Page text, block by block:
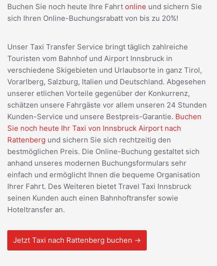
Buchen Sie noch heute Ihre Fahrt online und sichern Sie
sich Ihren Online-Buchungsrabatt von bis zu 20%!
Unser Taxi Transfer Service bringt täglich zahlreiche
Touristen vom Bahnhof und Airport Innsbruck in
verschiedene Skigebieten und Urlaubsorte in ganz Tirol,
Vorarlberg, Salzburg, Italien und Deutschland. Abgesehen
unserer etlichen Vorteile gegenüber der Konkurrenz,
schätzen unsere Fahrgäste vor allem unseren 24 Stunden
Kunden-Service und unsere Bestpreis-Garantie. Buchen
Sie noch heute Ihr Taxi von Innsbruck Airport nach
Rattenberg und sichern Sie sich rechtzeitig den
bestmöglichen Preis. Die Online-Buchung gestaltet sich
anhand unseres modernen Buchungsformulars sehr
einfach und ermöglicht Ihnen die bequeme Organisation
Ihrer Fahrt. Des Weiteren bietet Travel Taxi Innsbruck
seinen Kunden auch einen Bahnhoftransfer sowie
Hoteltransfer an.
Jetzt Taxi nach Rattenberg buchen →